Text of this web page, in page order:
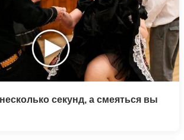
секунд, а смеяться вы